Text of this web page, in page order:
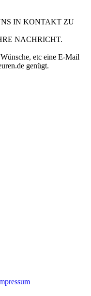
IN KONTAKT ZU
NACHRICHT.
etc eine E-Mail
genügt.